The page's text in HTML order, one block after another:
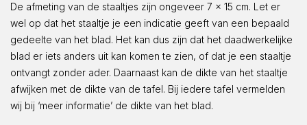
De afmeting van de staaltjes zijn ongeveer 7 x 15 cm. Let er
wel op dat het staaltje je een indicatie geeft van een bepaald
gedeelte van het blad. Het kan dus zijn dat het daadwerkelijke
blad er iets anders uit kan komen te zien, of dat je een staaltje
ontvangt zonder ader. Daarnaast kan de dikte van het staaltje
afwijken met de dikte van de tafel. Bij iedere tafel vermelden
wij bij ‘meer informatie’ de dikte van het blad.